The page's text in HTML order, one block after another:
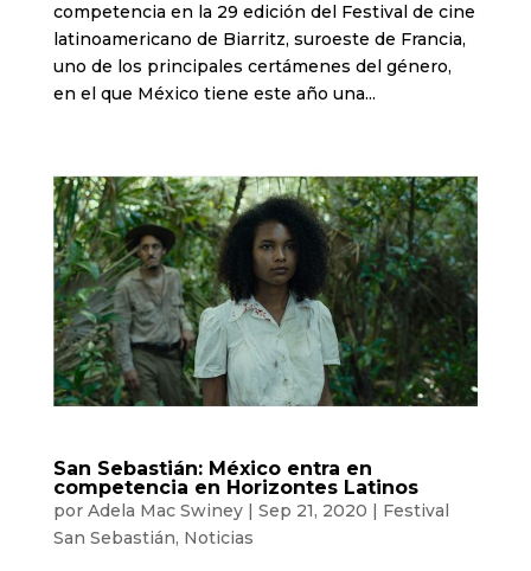
competencia en la 29 edición del Festival de cine
latinoamericano de Biarritz, suroeste de Francia,
uno de los principales certámenes del género,
en el que México tiene este año una...
San Sebastián: México entra en
competencia en Horizontes Latinos
por Adela Mac Swiney| Sep 21, 2020 | Festival
San Sebastián, Noticias